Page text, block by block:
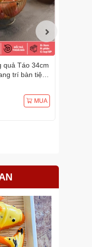
quả Táo 34cm
trí bàn tiệc
MUA